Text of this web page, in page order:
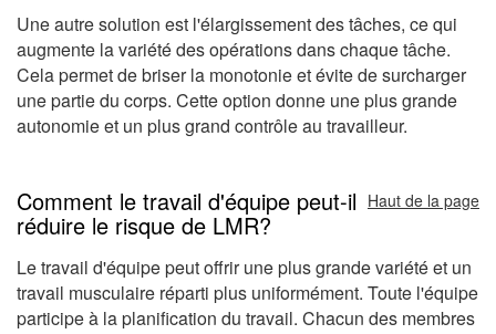
Une autre solution est l'élargissement des tâches, ce qui
augmente la variété des opérations dans chaque tâche.
Cela permet de briser la monotonie et évite de surcharger
une partie du corps. Cette option donne une plus grande
autonomie et un plus grand contrôle au travailleur.
Comment le travail d'équipe peut-il
réduire le risque de LMR?
Haut de la page
Le travail d'équipe peut offrir une plus grande variété et un
travail musculaire réparti plus uniformément. Toute l'équipe
participe à la planification du travail. Chacun des membres